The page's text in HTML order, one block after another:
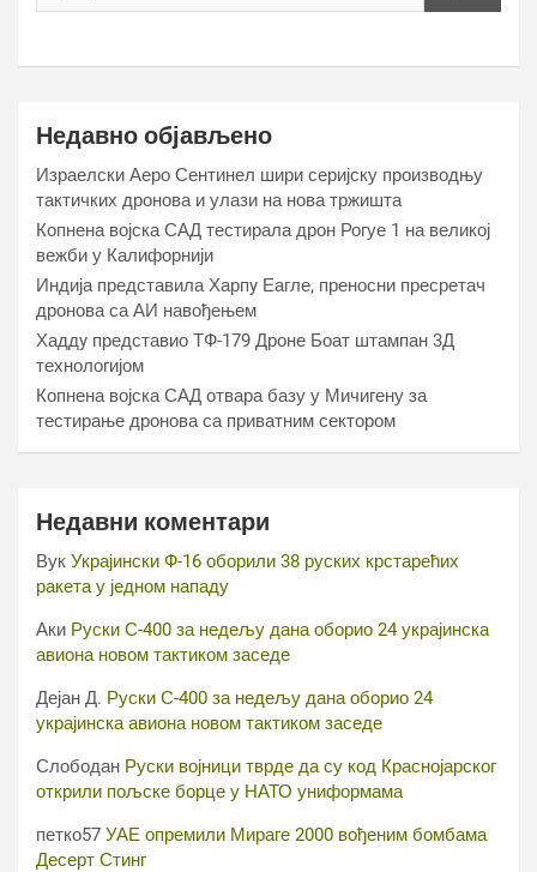
Недавно објављено
Израелски Аеро Сентинел шири серијску производњу
тактичких дронова и улази на нова тржишта
Копнена војска САД тестирала дрон Рогуе 1 на великој
вежби у Калифорнији
Индија представила Харпy Еагле, преносни пресретач
дронова са АИ навођењем
Хаддy представио ТФ-179 Дроне Боат штампан 3Д
технологијом
Копнена војска САД отвара базу у Мичигену за
тестирање дронова са приватним сектором
Недавни коментари
Вук Украјински Ф-16 оборили 38 руских крстарећих
ракета у једном нападу
Аки Руски С-400 за недељу дана оборио 24 украјинска
авиона новом тактиком заседе
Дејан Д. Руски С-400 за недељу дана оборио 24
украјинска авиона новом тактиком заседе
Слободан Руски војници тврде да су код Краснојарског
открили пољске борце у НАТО униформама
петко57 УАЕ опремили Мираге 2000 вођеним бомбама
Десерт Стинг